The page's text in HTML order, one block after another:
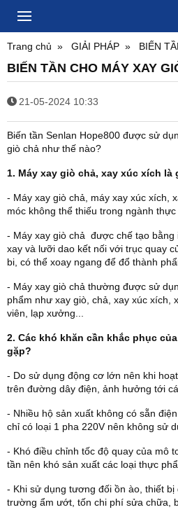
Trang chủ GIẢI PHÁP BIẾN
BIẾN TẦN CHO MÁY XAY
21-05-2024 10:33
Biến tần Senlan Hope800 được sử
giò chả như thế nào?
1. Máy xay giò chả, xay xúc xích là
- Máy xay giò chả, máy xay xúc xích,
móc không thể thiếu trong ngành thực
- Máy xay giò chả được chế tạo bằng
xay và lưỡi dao kết nối với trục quay
bi, có thể xoay ngang để đổ thành
- Máy xay giò chả thường được sử
phẩm như xay giò, chả, xay xúc xích,
viên, lạp xưởng...
2. Các khó khăn cần khắc phục
gặp?
- Do sử dụng động cơ lớn nên khi
trên đường dây điện, ảnh hưởng tới
- Nhiều hộ sản xuất không có sẵn
chỉ có loại 1 pha 220V nên không sử
- Khó điều chỉnh tốc độ quay của mô
tần nên khó sản xuất các loại thực
- Khi sử dụng tương đối ồn ào, thiết
trường ẩm ướt, tốn chi phí sửa chữa,